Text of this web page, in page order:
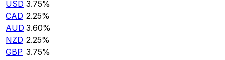
USD 3.75%
CAD 2.25%
AUD 3.60%
NZD 2.25%
GBP 3.75%